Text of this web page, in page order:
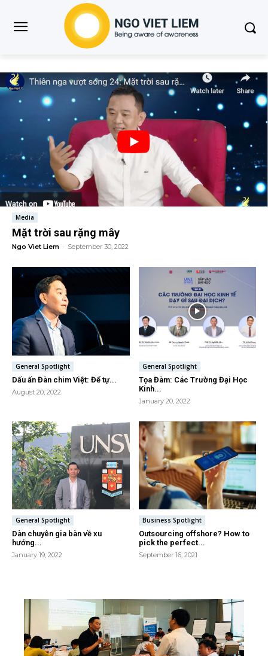
Media
Mặt trời sau rặng mây
Ngo Viet Liem - September 30, 2022
General Spotlight
Dấu ấn Đàn chim Việt: Để tự...
August 20, 2022
General Spotlight
Tọa Đàm: Các Trường Đại Học
Kinh...
January 20, 2022
General Spotlight
Dàn chuyên gia bàn về xu
hướng...
January 19, 2022
Business Spotlight
Outsourcing offshore? How to
pick the perfect...
September 16, 2021